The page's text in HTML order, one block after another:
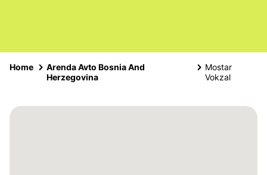
Home
Arenda Avto Bosnia And
Herzegovina
Mostar
Vokzal